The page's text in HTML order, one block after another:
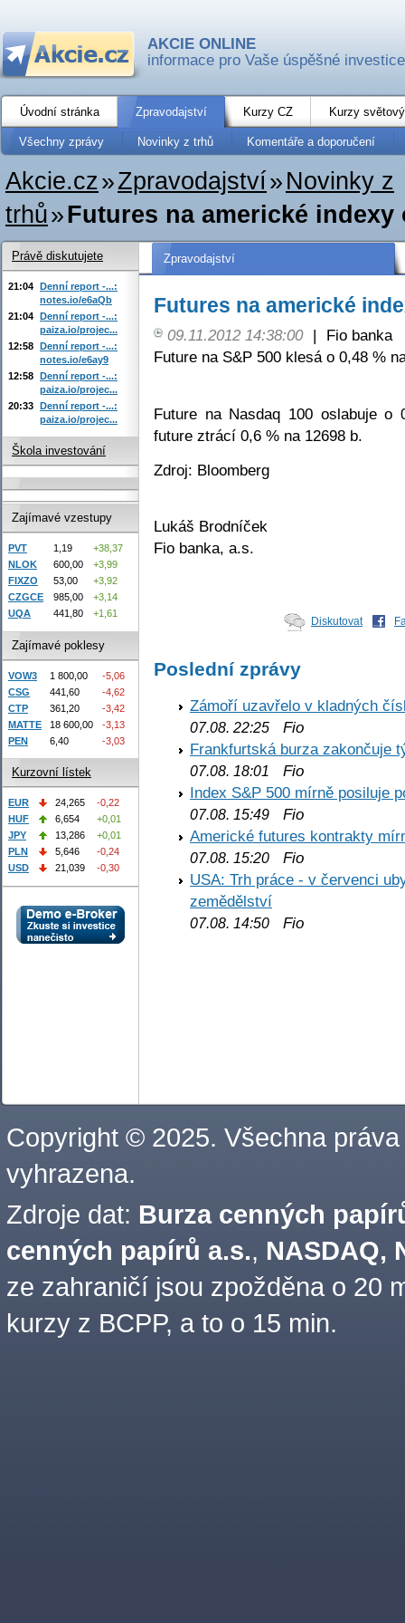
AKCIE ONLINE
informace pro Vaše úspěšné investice
Úvodní stránka Zpravodajství Kurzy CZ Kurzy
Všechny zprávy Novinky z trhů Komentáře a doporučení
Akcie.cz»Zpravodajství» Novinky z
trhů»Futures na americké indexy
Zpravodajství
Futures na americké
09.11.2012 14:38:00 |
Fio banka
Future na S&P 500 klesá o 0,48 %
Future na Nasdaq 100 oslabuje
future ztrácí 0,6 % na 12698 b.
Zdroj: Bloomberg
Lukáš Brodníček
Fio banka, a.s.
Diskutovat
Poslední zprávy
Zámoří uzavřelo v kladných
07.08. 22:25 Fio
Frankfurtská burza zakončuje
07.08. 18:01
Fio
Index S&P 500 mírně posiluje
07.08. 15:49 Fio
Americké futures kontrakty
07.08. 15:20 Fio
USA: Trh práce - v červenci
zemědělství
07.08. 14:50 Fio
Právě diskutujete
21:04 Denní report -...:
notes.io/e6aQb
21:04 Denní report -...:
paiza.io/projec...
12:58 Denní report -...:
notes.io/e6ay9
12:58 Denní report -...:
paiza.io/projec...
20:33 Denní report -...:
paiza.io/projec...
Škola investování
Zajímavé vzestupy
PVT 1,19
+38,37
NLOK
600,00
+3,99
FIXZO
53,00
+3,92
CZGCE
985,00
+3,14
UQA
441,80 +1,61
Zajímavé poklesy
VOW3 1 800,00
-5,06
CSG
441,60
-4,62
CTP
361,20
-3,42
MATTE
18 600,00
-3,13
PEN
6,40 -3,03
Kurzovní lístek
EUR 24,265
-0,22
HUF
6,654
+0,01
JPY
13,286
+0,01
PLN
5,646
-0,24
USD
21,039 -0,30
Copyright © 2025. Všechna práva
vyhrazena.
Zdroje dat: Burza cenných
cenných papírů a.s., NASDAQ,
ze zahraničí jsou zpožděna o 20
kurzy z BCPP, a to o 15 min.